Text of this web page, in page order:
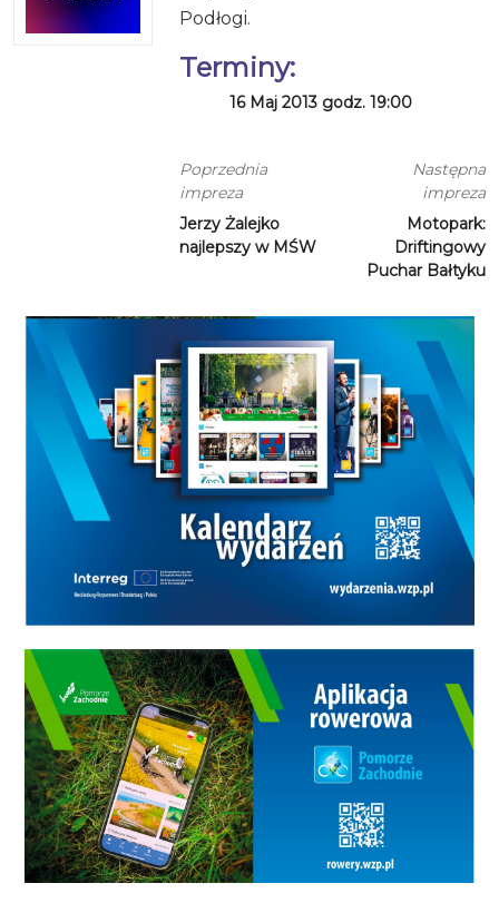
Podłogi.
Terminy:
16 Maj 2013 godz. 19:00
Poprzednia
impreza
Jerzy Żalejko
najlepszy w MŚW
Następna
impreza
Motopark:
Driftingowy
Puchar Bałtyku